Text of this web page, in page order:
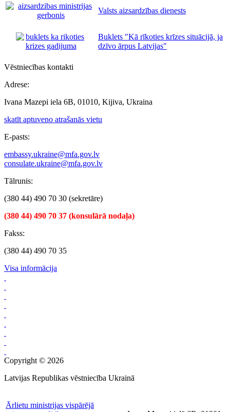
Valsts aizsardzības dienests
Buklets "Kā rīkoties krīzes situācijā, ja
dzīvo ārpus Latvijas"
Vēstniecības kontakti
Adrese:
Ivana Mazepi iela 6B, 01010, Kijiva, Ukraina
skatīt aptuveno atrašanās vietu
E-pasts:
embassy.ukraine@mfa.gov.lv
consulate.ukraine@mfa.gov.lv
Tālrunis:
(380 44) 490 70 30 (sekretāre)
(380 44) 490 70 37 (konsulārā nodaļa)
Fakss:
(380 44) 490 70 35
Visa informācija
Copyright © 2026
Latvijas Republikas vēstniecība Ukrainā
Ārlietu ministrijas vispārējā